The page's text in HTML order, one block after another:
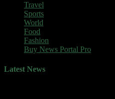
Travel
Sports
World
Food
Fashion
Buy News Portal Pro
Latest News